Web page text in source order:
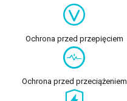
Ochrona przed przepięciem
Ochrona przed przeciążeniem